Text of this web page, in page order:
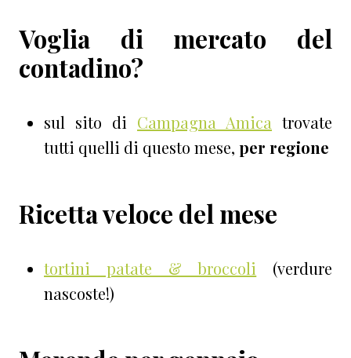
Voglia di mercato del
contadino?
sul sito di Campagna Amica trovate
tutti quelli di questo mese, per regione
Ricetta veloce del mese
tortini patate & broccoli (verdure
nascoste!)